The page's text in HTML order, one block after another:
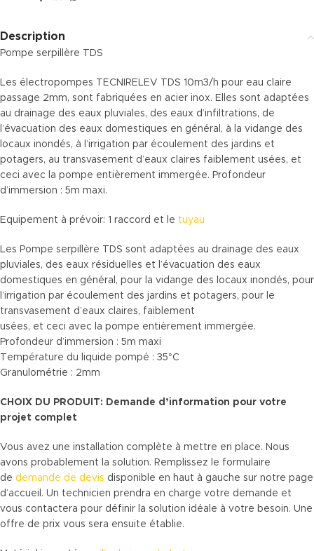
Description
Pompe serpillère TDS
Les électropompes TECNIRELEV TDS 10m3/h pour eau claire
passage 2mm, sont fabriquées en acier inox. Elles sont adaptées
au drainage des eaux pluviales, des eaux d’infiltrations, de
l’évacuation des eaux domestiques en général, à la vidange des
locaux inondés, à l’irrigation par écoulement des jardins et
potagers, au transvasement d’eaux claires faiblement usées, et
ceci avec la pompe entièrement immergée. Profondeur
d’immersion : 5m maxi.
Equipement à prévoir: 1 raccord et le tuyau
Les Pompe serpillère TDS sont adaptées au drainage des eaux
pluviales, des eaux résiduelles et l’évacuation des eaux
domestiques en général, pour la vidange des locaux inondés, pour
l’irrigation par écoulement des jardins et potagers, pour le
transvasement d’eaux claires, faiblement
usées, et ceci avec la pompe entièrement immergée.
Profondeur d’immersion : 5m maxi
Température du liquide pompé : 35°C
Granulométrie : 2mm
CHOIX DU PRODUIT: Demande d’information pour votre
projet complet
Vous avez une installation complète à mettre en place. Nous
avons probablement la solution. Remplissez le formulaire
de demande de devis disponible en haut à gauche sur notre page
d’accueil. Un technicien prendra en charge votre demande et
vous contactera pour définir la solution idéale à votre besoin. Une
offre de prix vous sera ensuite établie.